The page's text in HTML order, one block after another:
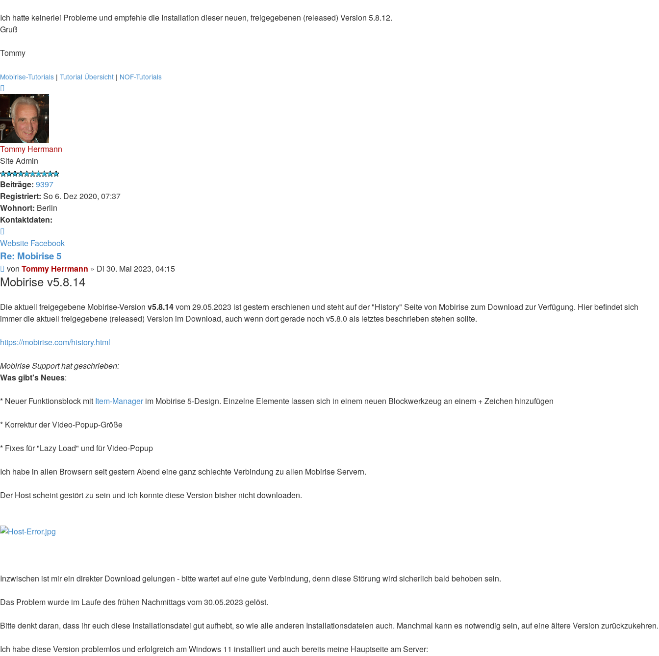
Ich hatte keinerlei Probleme und empfehle die Installation dieser neuen, freigegebenen (released) Version 5.8.12.
Gruß
Tommy
Mobirise-Tutorials | Tutorial Übersicht | NOF-Tutorials
oben
Tommy Herrmann
Site Admin
Beiträge: 9397
Registriert: So 6. Dez 2020, 07:37
Wohnort: Berlin
Kontaktdaten:
von
Tommy
Herrmann
Website Facebook
Re: Mobirise 5
Ungelesener
Beitrag
von Tommy Herrmann » Di 30. Mai 2023, 04:15
Mobirise v5.8.14
Die aktuell freigegebene Mobirise-Version v5.8.14vom 29.05.2023 ist gestern erschienen und steht auf der "History" Seite von Mobirise zum Download zur Verfügung. Hier befindet sich
immer die aktuell freigegebene (released) Version im Download, auch wenn dort gerade noch v5.8.0 als letztes beschrieben stehen sollte.
https://mobirise.com/history.html
Mobirise Support hat geschrieben:
Was gibt's Neues:
* Neuer Funktionsblock mit Item-Manager im Mobirise 5-Design. Einzelne Elemente lassen sich in einem neuen Blockwerkzeug an einem + Zeichen hinzufügen
* Korrektur der Video-Popup-Größe
* Fixes für "Lazy Load" und für Video-Popup
Ich habe in allen Browsern seit gestern Abend eine ganz schlechte Verbindung zu allen Mobirise Servern.
Der Host scheint gestört zu sein und ich konnte diese Version bisher nicht downloaden.
Inzwischen ist mir ein direkter Download gelungen - bitte wartet auf eine gute Verbindung, denn diese Störung wird sicherlich bald behoben sein.
Das Problem wurde im Laufe des frühen Nachmittags vom 30.05.2023 gelöst.
Bitte denkt daran, dass ihr euch diese Installationsdatei gut aufhebt, so wie alle anderen Installationsdateien auch. Manchmal kann es notwendig sein, auf eine ältere Version zurückzukehren.
Ich habe diese Version problemlos und erfolgreich am Windows 11 installiert und auch bereits meine Hauptseite am Server: